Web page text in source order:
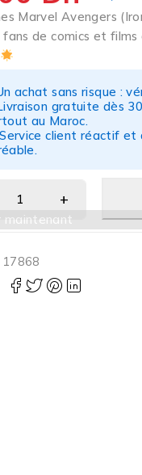
Marvel Avengers
fans de comics et
achat sans risque :
gratuite dès
au Maroc.
Service client réactif et
maintenant
17868